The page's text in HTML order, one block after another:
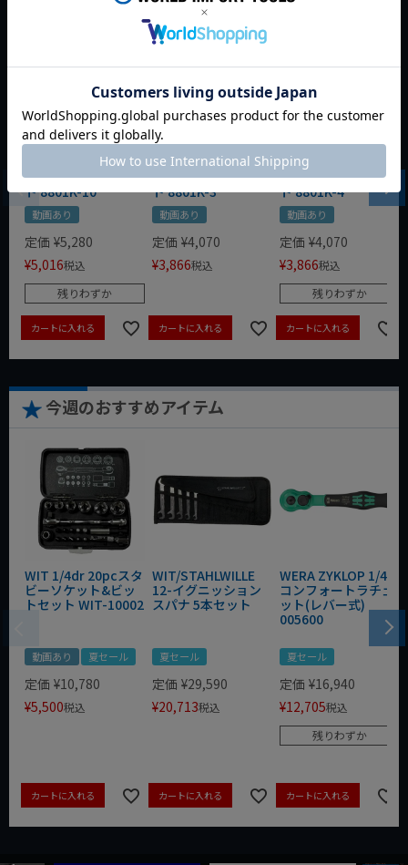
HAZET 3/8dr ショー
トヘキサゴンソケッ
ト 8801K-10
動画あり
定価 ¥5,280
¥5,016税込
残りわずか
カートに入れる
HAZET 3/8dr ショー
トヘキサゴンソケッ
ト 8801K-3
動画あり
定価 ¥4,070
¥3,866税込
カートに入れる
HAZET 3/8dr ショー
トヘキサゴンソケッ
ト 8801K-4
動画あり
定価 ¥4,070
¥3,866税込
残りわずか
カートに入れる
今週のおすすめアイテム
WIT 1/4dr 20pcスタ
ビーソケット&ビッ
トセット WIT-10002
動画あり 夏セール
定価 ¥10,780
¥5,500税込
カートに入れる
WIT/STAHLWILLE
12-イグニッション
スパナ 5本セット
夏セール
定価 ¥29,590
¥20,713税込
カートに入れる
WERA ZYKLOP 1/4"
コンフォートラチェ
ット(レバー式)
005600
夏セール
定価 ¥16,940
¥12,705税込
残りわずか
カートに入れる